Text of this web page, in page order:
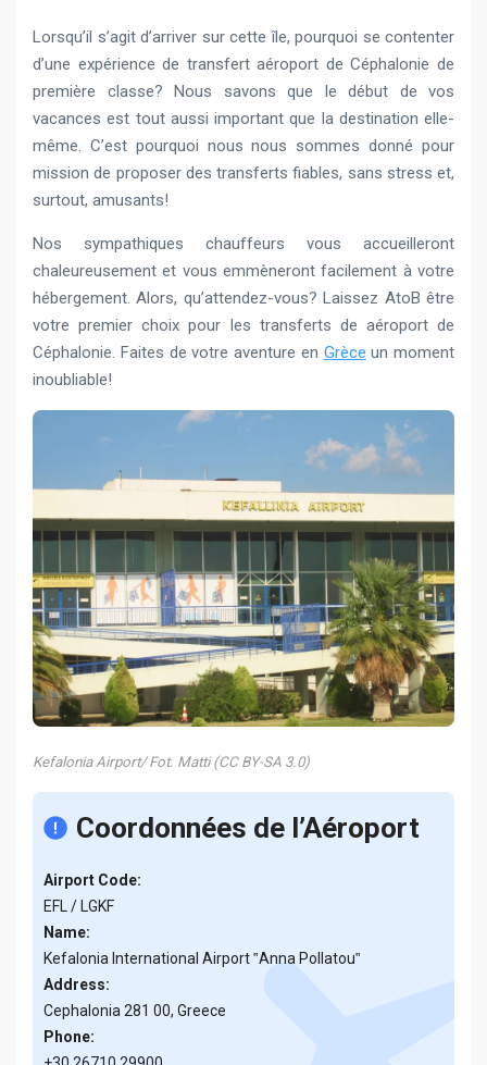
Lorsqu’il s’agit d’arriver sur cette île, pourquoi se contenter
d’une expérience de transfert aéroport de Céphalonie de
première classe? Nous savons que le début de vos
vacances est tout aussi important que la destination elle-
même. C’est pourquoi nous nous sommes donné pour
mission de proposer des transferts fiables, sans stress et,
surtout, amusants!
Nos sympathiques chauffeurs vous accueilleront
chaleureusement et vous emmèneront facilement à votre
hébergement. Alors, qu’attendez-vous? Laissez AtoB être
votre premier choix pour les transferts de aéroport de
Céphalonie. Faites de votre aventure en Grèce un moment
inoubliable!
Kefalonia Airport/ Fot. Matti (CC BY-SA 3.0)
Coordonnées de l’Aéroport
Airport Code:
EFL / LGKF
Name:
Kefalonia International Airport ‟Anna Pollatou‟
Address:
Cephalonia 281 00, Greece
Phone: